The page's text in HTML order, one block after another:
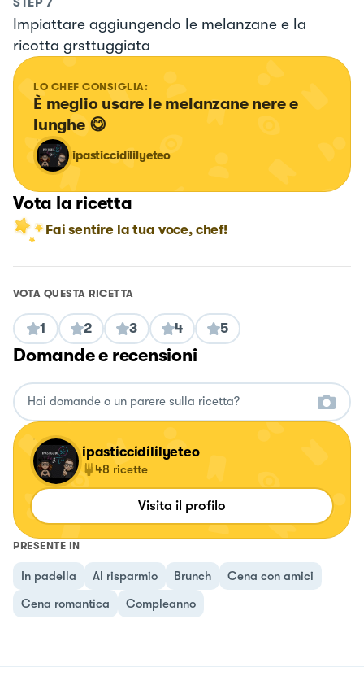
Impiattare aggiungendo le melanzane e la
ricotta grsttuggiata
LO CHEF CONSIGLIA:
È meglio usare le melanzane nere e
lunghe 😋
ipasticcidililyeteo
Vota la ricetta
Fai sentire la tua voce, chef!
VOTA QUESTA RICETTA
1 2 3 4 5
Domande e recensioni
ipasticcidililyeteo
48 ricette
Visita il profilo
PRESENTE IN
In padella Al risparmio Brunch
Cena con amici
Cena romantica
Compleanno